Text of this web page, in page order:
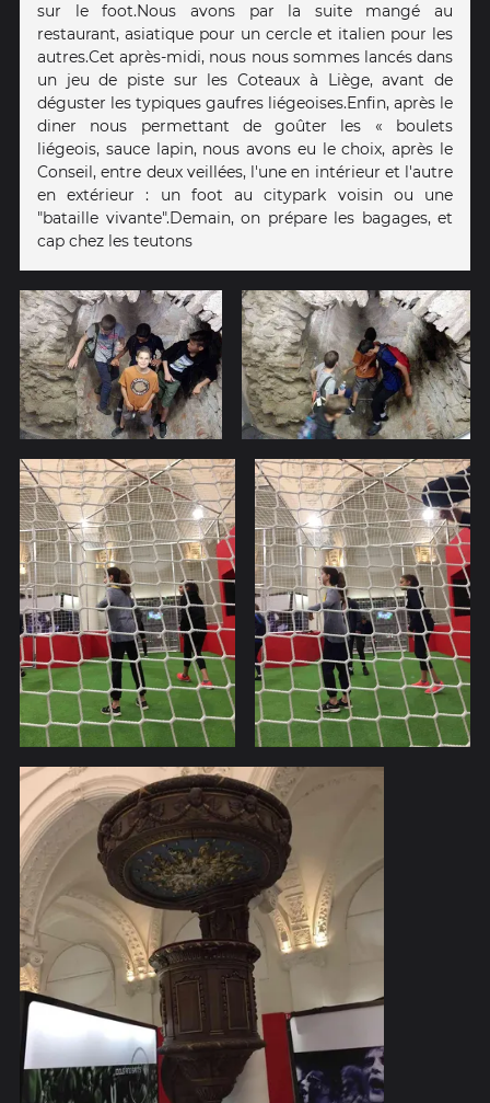
sur le foot. Nous avons par la suite mangé au
restaurant, asiatique pour un cercle et italien pour les
autres. Cet après-midi, nous nous sommes lancés dans
un jeu de piste sur les Coteaux à Liège, avant de
déguster les typiques gaufres liégeoises. Enfin, après le
diner nous permettant de goûter les « boulets
liégeois, sauce lapin, nous avons eu le choix, après le
Conseil, entre deux veillées, l'une en intérieur et l'autre
en extérieur : un foot au citypark voisin ou une
"bataille vivante". Demain, on prépare les bagages, et
cap chez les teutons